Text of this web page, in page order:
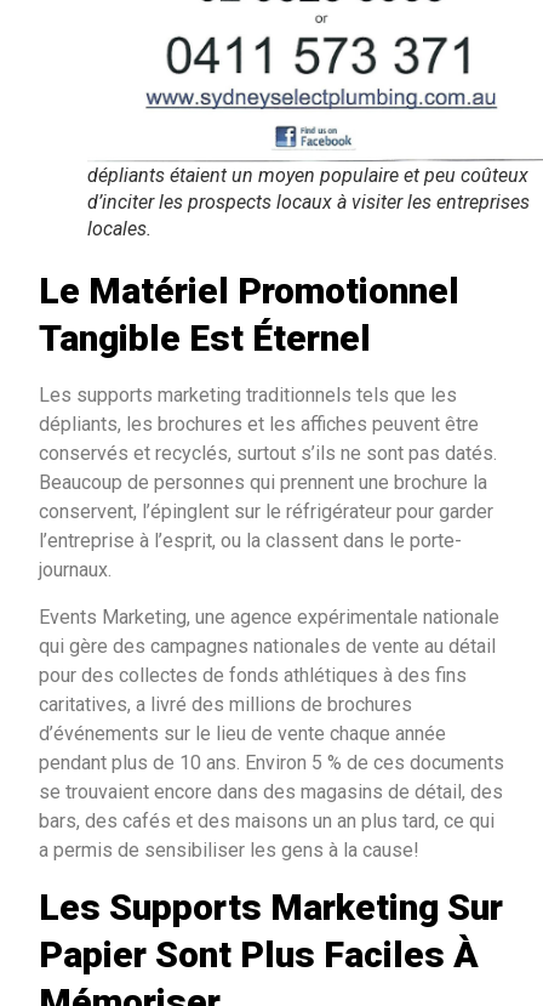
dépliants étaient un moyen populaire et peu coûteux
d’inciter les prospects locaux à visiter les entreprises
locales.
Le Matériel Promotionnel
Tangible Est Éternel
Les supports marketing traditionnels tels que les
dépliants, les brochures et les affiches peuvent être
conservés et recyclés, surtout s’ils ne sont pas datés.
Beaucoup de personnes qui prennent une brochure la
conservent, l’épinglent sur le réfrigérateur pour garder
l’entreprise à l’esprit, ou la classent dans le porte-
journaux.
Events Marketing, une agence expérimentale nationale
qui gère des campagnes nationales de vente au détail
pour des collectes de fonds athlétiques à des fins
caritatives, a livré des millions de brochures
d’événements sur le lieu de vente chaque année
pendant plus de 10 ans. Environ 5 % de ces documents
se trouvaient encore dans des magasins de détail, des
bars, des cafés et des maisons un an plus tard, ce qui
a permis de sensibiliser les gens à la cause!
Les Supports Marketing Sur
Papier Sont Plus Faciles À